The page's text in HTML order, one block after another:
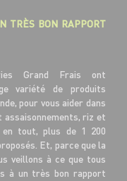
TRÈS BON RAPPORT
Grand Frais ont
variété de produits
pour vous aider dans
assaisonnements, riz et
tout, plus de 1 200
Et, parce que la
veillons à ce que tous
à un très bon rapport